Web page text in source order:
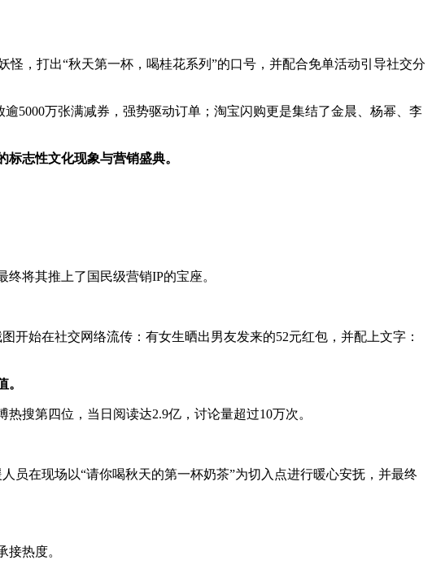
，打出“秋天第一杯，喝桂花系列”的口号，并配合免单活动引导社交分
5000万张满减券，强势驱动订单；淘宝闪购更是集结了金晨、杨幂、李
志性文化现象与营销盛典。
将其推上了国民级营销IP的宝座。
开始在社交网络流传：有女生晒出男友发来的52元红包，并配上文字：
搜第四位，当日阅读达2.9亿，讨论量超过10万次。
员在现场以“请你喝秋天的第一杯奶茶”为切入点进行暖心安抚，并最终
热度。